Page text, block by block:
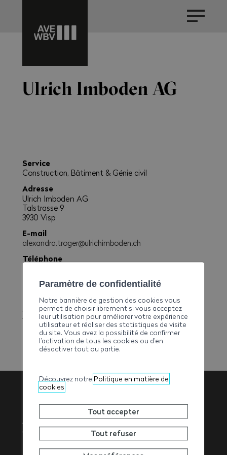
Ulrich Imboden AG
Service
Construction, Bâtiment & Génie civil
Adresse
Ulrich Imboden AG
Talstrasse 9
3930 Visp
E-mail
alexandra.troger@ulrichimboden.ch
Téléphone
Site web
www.ulrichimboden.ch
Association
Valaisanne des
Paramètre de confidentialité
Notre bannière de gestion des cookies vous
permet de choisir librement si vous acceptez
leur utilisation pour améliorer votre expérience
utilisateur et réaliser des statistiques de visite
du site. Vous avez la possibilité de confirmer
l’activation de tous les cookies ou d’en
désactiver tout ou partie.
Découvrez notre Politique en matière de
cookies
Tout accepter
Tout refuser